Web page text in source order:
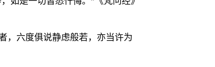
，六度俱说静虑般若，亦当许为